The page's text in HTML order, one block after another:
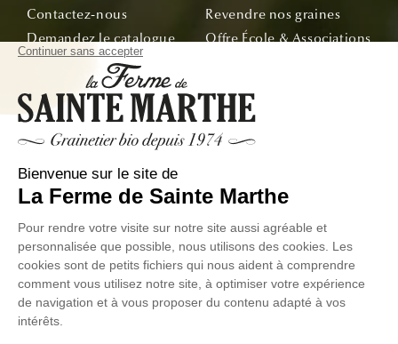
Contactez-nous
Demandez le catalogue
Bon de commande
Tous nos conseils
Revendre nos graines
Offre École & Associations
Abonnez-vous
E-mail
© La Ferme de Sainte Marthe - Tous droit réservés
Données